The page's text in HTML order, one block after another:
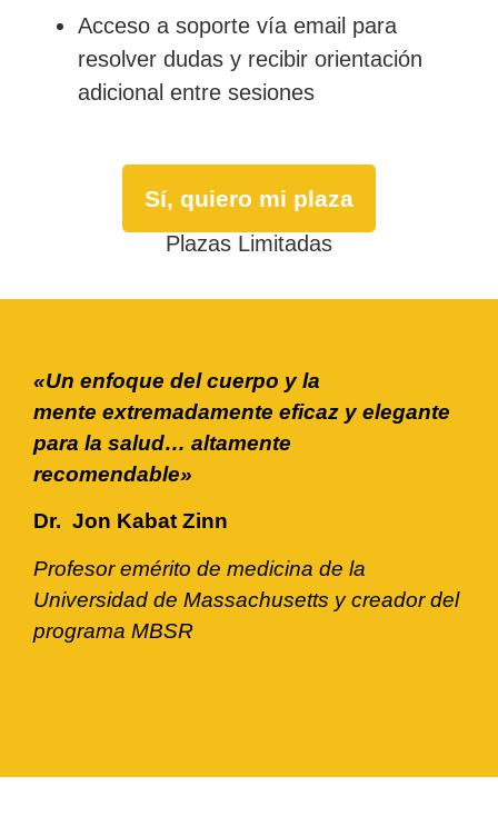
Acceso a soporte vía email para
resolver dudas y recibir orientación
adicional entre sesiones
Sí, quiero mi plaza
Plazas Limitadas
«Un enfoque del cuerpo y la
mente extremadamente eficaz y elegante
para la salud… altamente
recomendable»
Dr. Jon Kabat Zinn
Profesor emérito de medicina de la
Universidad de Massachusetts y creador del
programa MBSR